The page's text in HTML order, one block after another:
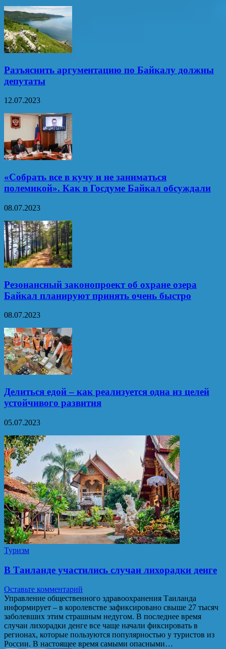
Разъяснить аргументацию по Байкалу должны
депутаты
12.07.2023
«Собрать все в кучу и не заниматься
полемикой». Как в Госдуме Байкал обсуждали
08.07.2023
Резонансный законопроект об охране озера
Байкал планируют принять очень быстро
08.07.2023
Делиться едой – как реализуется одна из целей
устойчивого развития
05.07.2023
Туризм
В Таиланде участились случаи лихорадки денге
Оставьте комментарий
Управление общественного здравоохранения Таиланда
информирует – в королевстве зафиксировано свыше 27 тысяч
заболевших этим страшным недугом. В последнее время
случаи лихорадки денге все чаще начали фиксировать в
регионах, которые пользуются популярностью у туристов из
России. В настоящее время самыми опасными…